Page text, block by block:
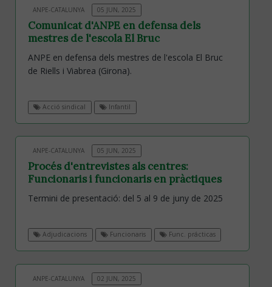
ANPE-CATALUNYA 05 JUN, 2025
Comunicat d'ANPE en defensa dels
mestres de l'escola El Bruc
ANPE en defensa dels mestres de l'escola El Bruc
de Riells i Viabrea (Girona).
Acció sindical Infantil
ANPE-CATALUNYA 05 JUN, 2025
Procés d'entrevistes als centres:
Funcionaris i funcionaris en pràctiques
Termini de presentació: del 5 al 9 de juny de 2025
Adjudicacions Funcionaris Func. prácticas
ANPE-CATALUNYA 02 JUN, 2025